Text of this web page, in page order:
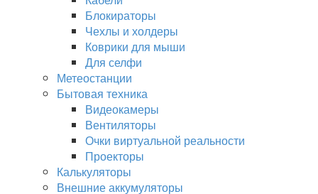
Блокираторы
Чехлы и холдеры
Коврики для мыши
Для селфи
Метеостанции
Бытовая техника
Видеокамеры
Вентиляторы
Очки виртуальной реальности
Проекторы
Калькуляторы
Внешние аккумуляторы